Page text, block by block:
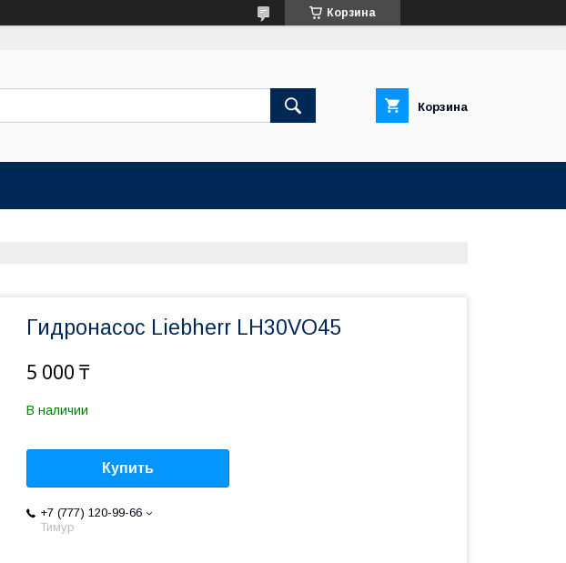
Корзина
Корзина
Гидронасос Liebherr LH30VO45
5 000 ₸
В наличии
Купить
+7 (777) 120-99-66
Тимур